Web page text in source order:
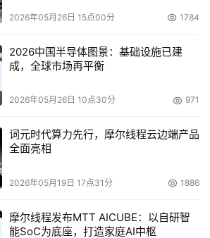
美国东部时间上周五下午三时左右
到每股8.72美元。
，文章内容仅供参考，不构成投资建议。
2026年05月26日 15点00分 1784
2026中国半导体图景：基础设施已建
成，全球市场再平衡
2026年05月26日 10点30分 971
词元时代算力先行，摩尔线程云边端产品
全面亮相
2026年05月19日 17点31分 1886
摩尔线程发布MTT AICUBE：以自研智
能SoC为底座，打造家庭AI中枢